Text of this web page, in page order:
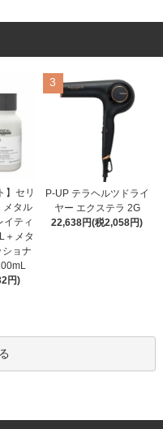
】セリ
メタル
イティ
＋メタ
ョナ
円)
3
P-UP テラヘルツドライ
ヤー エクステラ 2G
22,638円(税2,058円)